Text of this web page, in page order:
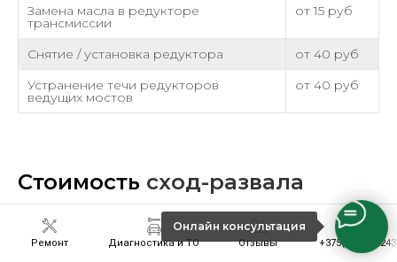
Онлайн консультация
Ремонт Диагностика и ТО Отзывы +375(33)6301243
Замена масла в редукторе
трансмиссии
от 15 руб
Снятие / установка редуктора
от 40 руб
Устранение течи редукторов
ведущих мостов
от 40 руб
Стоимость сход-развала